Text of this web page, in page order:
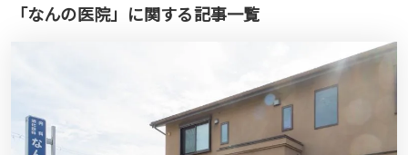
「なんの医院」に関する記事一覧